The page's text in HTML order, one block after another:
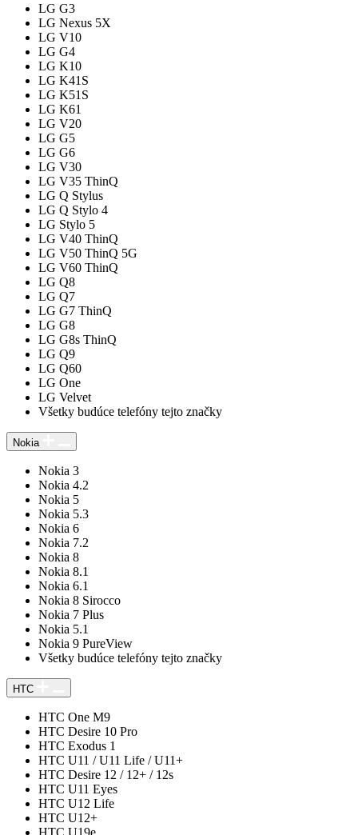
LG G3
LG Nexus 5X
LG V10
LG G4
LG K10
LG K41S
LG K51S
LG K61
LG V20
LG G5
LG G6
LG V30
LG V35 ThinQ
LG Q Stylus
LG Q Stylo 4
LG Stylo 5
LG V40 ThinQ
LG V50 ThinQ 5G
LG V60 ThinQ
LG Q8
LG Q7
LG G7 ThinQ
LG G8
LG G8s ThinQ
LG Q9
LG Q60
LG One
LG Velvet
Všetky budúce telefóny tejto značky
Nokia
Nokia 3
Nokia 4.2
Nokia 5
Nokia 5.3
Nokia 6
Nokia 7.2
Nokia 8
Nokia 8.1
Nokia 6.1
Nokia 8 Sirocco
Nokia 7 Plus
Nokia 5.1
Nokia 9 PureView
Všetky budúce telefóny tejto značky
HTC
HTC One M9
HTC Desire 10 Pro
HTC Exodus 1
HTC U11 / U11 Life / U11+
HTC Desire 12 / 12+ / 12s
HTC U11 Eyes
HTC U12 Life
HTC U12+
HTC U19e